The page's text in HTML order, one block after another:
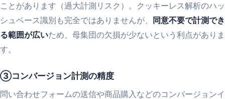
ことがあります（過大計測リスク）。クッキーレス解析のハッ
シュベース識別も完全ではありませんが、
同意不要で計測でき
る範囲が広いため、母集団の欠損が少ないという利点がありま
す。
③コンバージョン計測の精度
問い合わせフォームの送信や商品購入などのコンバージョンイ